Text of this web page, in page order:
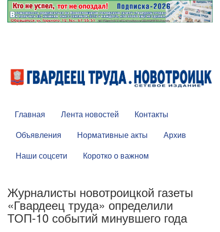
Главная Лента новостей
Контакты
Объявления
Нормативные акты
Архив
Наши соцсети
Коротко о важном
Журналисты новотроицкой газеты
«Гвардеец труда» определили
ТОП-10 событий минувшего года